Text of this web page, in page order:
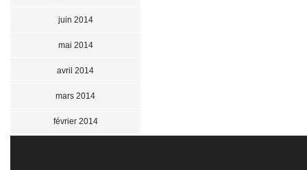
juin 2014
mai 2014
avril 2014
mars 2014
février 2014